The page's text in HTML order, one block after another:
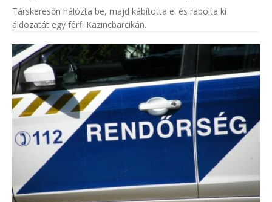
Társkeresőn hálózta be, majd kábította el és rabolta ki
áldozatát egy férfi Kazincbarcikán.